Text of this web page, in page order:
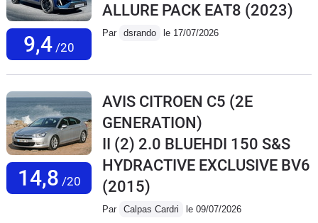
9,4 /20
ALLURE PACK EAT8 (2023)
Par dsrando le 17/07/2026
14,8 /20
AVIS CITROEN C5 (2E
GENERATION)
II (2) 2.0 BLUEHDI 150 S&S
HYDRACTIVE EXCLUSIVE BV6
(2015)
Par Calpas Cardri le 09/07/2026